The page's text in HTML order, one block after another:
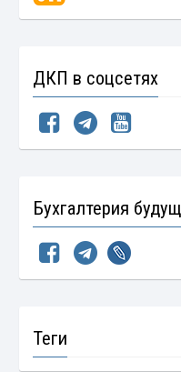
ДКП в соцсетях
Бухгалтерия
Теги